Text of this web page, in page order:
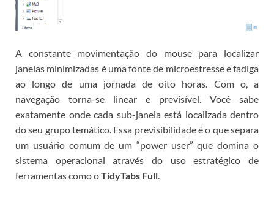
A constante movimentação do mouse para localizar
janelas minimizadas é uma fonte de microestresse e fadiga
ao longo de uma jornada de oito horas. Com o, a
navegação torna-se linear e previsível. Você sabe
exatamente onde cada sub-janela está localizada dentro
do seu grupo temático. Essa previsibilidade é o que separa
um usuário comum de um “power user” que domina o
sistema operacional através do uso estratégico de
ferramentas como oTidyTabs Full.